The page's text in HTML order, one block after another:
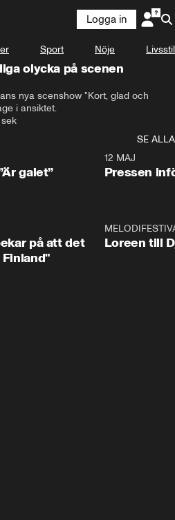
Logga in
Sport Nöje Livsstil
olycka på scenen
nya scenshow "Kort, glad och
i ansiktet.
SE ALLA
galet”
12 MAJ
Pressen
på att det
Loreen till